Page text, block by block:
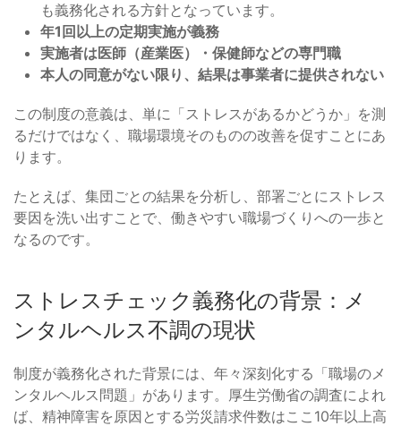
も義務化される方針となっています。
年1回以上の定期実施が義務
実施者は医師（産業医）・保健師などの専門職
本人の同意がない限り、結果は事業者に提供されない
この制度の意義は、単に「ストレスがあるかどうか」を測
るだけではなく、職場環境そのものの改善を促すことにあ
ります。
たとえば、集団ごとの結果を分析し、部署ごとにストレス
要因を洗い出すことで、働きやすい職場づくりへの一歩と
なるのです。
ストレスチェック義務化の背景：メ
ンタルヘルス不調の現状
制度が義務化された背景には、年々深刻化する「職場のメ
ンタルヘルス問題」があります。厚生労働省の調査によれ
ば、精神障害を原因とする労災請求件数はここ10年以上高